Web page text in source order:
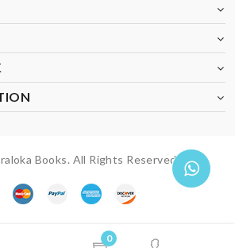
0
Books. All Rights Reserved